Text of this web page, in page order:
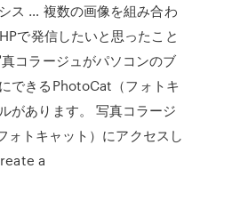
ス … 複数の画像を組み合わ
で発信したいと思ったこと
コラージュがパソコンのブ
できるPhotoCat（フォトキ
があります。 写真コラージ
ォトキャット）にアクセスし
a